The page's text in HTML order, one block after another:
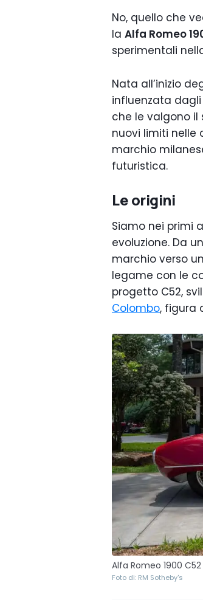
No, quello che
la Alfa Romeo
sperimentali
Nata all’inizio
influenzata
che le valgono il
nuovi limiti nelle
marchio
futuristica.
Le origini
Siamo nei primi
evoluzione. Da
marchio verso
legame con le
progetto C52,
Colombo, figura
Alfa Romeo 1900 C52
Foto di: RM Sotheby's